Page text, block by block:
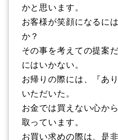
かと思います。
お客様が笑顔になるに
か？
その事を考えての提案
にはいかない。
お帰りの際には、『あ
いただいた。
お金では買えない心か
取っています。
お買い求めの際は、是